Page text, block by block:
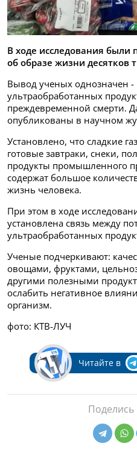
В ходе исследования
об образе жизни десятков
Вывод ученых однозначен -
ультраобработанных
преждевременной смерти.
опубликованы в научном
Установлено, что сладкие
готовые завтраки, снеки,
продукты промышленного
содержат большое
жизнь человека.
При этом в ходе
установлена связь между
ультраобработанных
Ученые подчеркивают:
овощами, фруктами,
другими полезными
ослабить негативное
организм.
фото: КТВ-ЛУЧ
Читайте в